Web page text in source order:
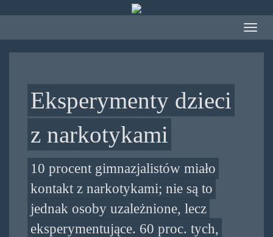
treści
Toggle
Eksperymenty dzieci
z narkotykami
10 procent gimnazjalistów miało
kontakt z narkotykami; nie są to
jednak osoby uzależnione, lecz
eksperymentujące. 60 proc. tych,